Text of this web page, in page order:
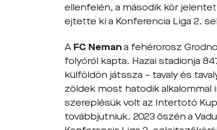
ellenfelén, a második kör
ejtette ki a Konferencia Liga 2.
A FC Nemana fehérorosz
folyóról kapta. Hazai stadionja
külföldön játssza – tavaly és
zöldek most hatodik alkalommal
szereplésük volt az Intertotó
továbbjutniuk. 2023 őszén a